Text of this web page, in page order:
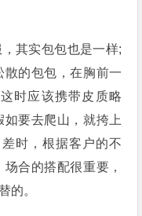
其实包包也是一样;
散的包包，在胸前一
时应该携带皮质略
要去爬山，就挎上
时，根据客户的不
合的搭配很重要，
的。